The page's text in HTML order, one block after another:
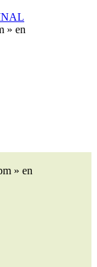
» en
» en